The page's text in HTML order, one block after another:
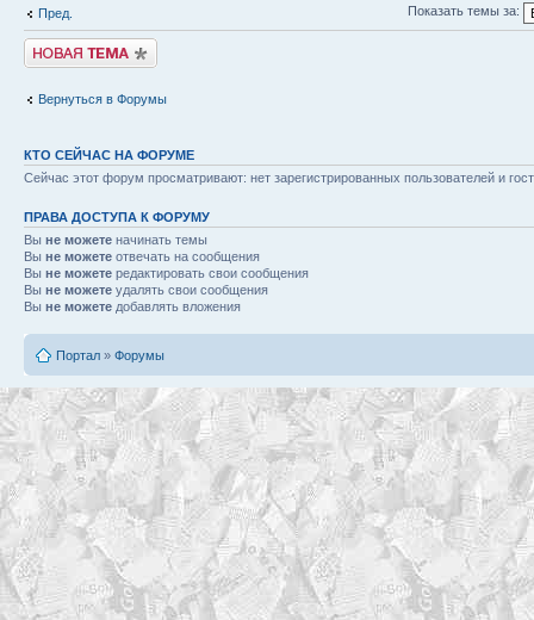
Пред. Показать темы за:
Начать новую тему
Вернуться в Форумы
КТО СЕЙЧАС НА ФОРУМЕ
Сейчас этот форум просматривают: нет зарегистрированных пользователей и
ПРАВА ДОСТУПА К ФОРУМУ
Вы не можете начинать темы
Вы не можете отвечать на сообщения
Вы не можете редактировать свои сообщения
Вы не можете удалять свои сообщения
Вы не можете добавлять вложения
Портал » Форумы